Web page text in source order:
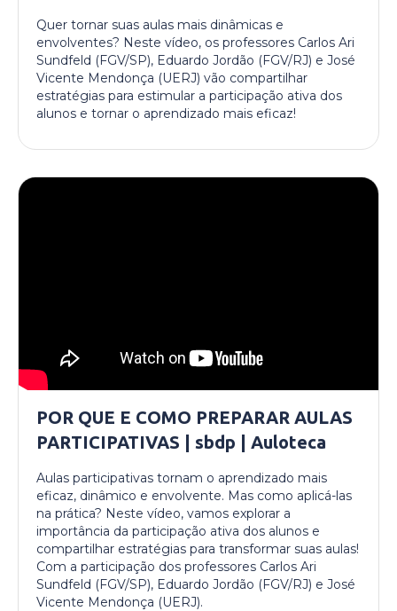
Quer tornar suas aulas mais dinâmicas e
envolventes? Neste vídeo, os professores Carlos Ari
Sundfeld (FGV/SP), Eduardo Jordão (FGV/RJ) e José
Vicente Mendonça (UERJ) vão compartilhar
estratégias para estimular a participação ativa dos
alunos e tornar o aprendizado mais eficaz!
POR QUE E COMO PREPARAR AULAS
PARTICIPATIVAS | sbdp | Auloteca
Aulas participativas tornam o aprendizado mais
eficaz, dinâmico e envolvente. Mas como aplicá-las
na prática? Neste vídeo, vamos explorar a
importância da participação ativa dos alunos e
compartilhar estratégias para transformar suas aulas!
Com a participação dos professores Carlos Ari
Sundfeld (FGV/SP), Eduardo Jordão (FGV/RJ) e José
Vicente Mendonça (UERJ).